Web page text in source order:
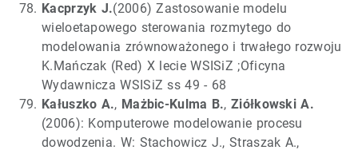
Kacprzyk J.(2006) Zastosowanie modelu
wieloetapowego sterowania rozmytego do
modelowania zrównoważonego i trwałego rozwoju
K.Mańczak (Red) X lecie WSISiZ ;Oficyna
Wydawnicza WSISiZ ss 49 - 68
Kałuszko A., Mażbic-Kulma B.,Ziółkowski A.
(2006): Komputerowe modelowanie procesu
dowodzenia. W: Stachowicz J., Straszak A.,